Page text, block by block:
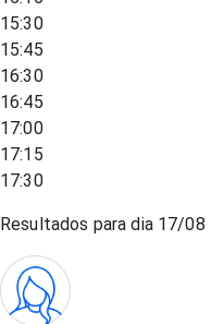
15:30
15:45
16:30
16:45
17:00
17:15
17:30
Resultados para dia 17/08